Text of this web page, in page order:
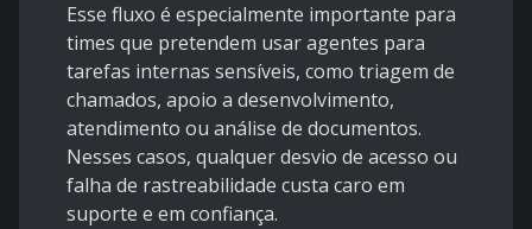
Esse fluxo é especialmente importante para
times que pretendem usar agentes para
tarefas internas sensíveis, como triagem de
chamados, apoio a desenvolvimento,
atendimento ou análise de documentos.
Nesses casos, qualquer desvio de acesso ou
falha de rastreabilidade custa caro em
suporte e em confiança.